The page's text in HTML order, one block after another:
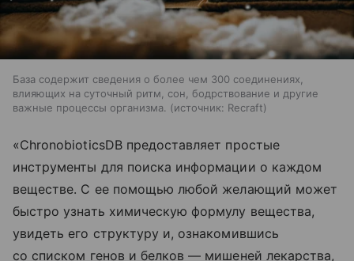
База содержит сведения о более чем 300 соединениях,
влияющих на суточный ритм, сон, бодрствование и другие
важные процессы организма.
источник: Recraft
«ChronobioticsDB предоставляет простые
инструменты для поиска информации о каждом
веществе. С ее помощью любой желающий может
быстро узнать химическую формулу вещества,
увидеть его структуру и, ознакомившись
со списком генов и белков — мишеней лекарства,